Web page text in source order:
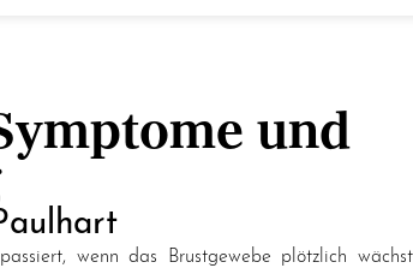
und
wenn das Brustgewebe plötzlich